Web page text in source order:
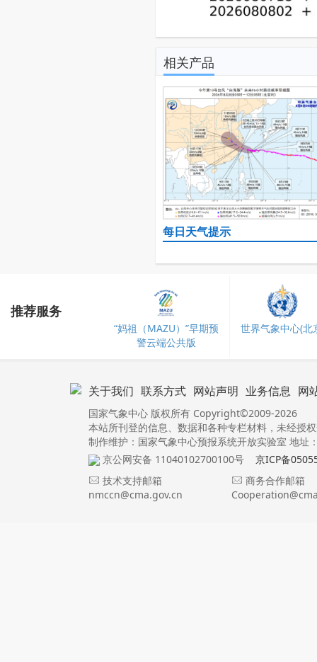
相关产品
每日天气提示
推荐服务
“妈祖（MAZU）”早期预
警云端公共版
世界气象中心(北
关于我们 联系方式 网站声明 业务信息 网
国家气象中心 版权所有 Copyright©2009-2026
本站所刊登的信息、数据和各种专栏材料，未经授
制作维护：国家气象中心预报系统开放实验室 地址
京公网安备 11040102700100号
京ICP备
技术支持邮箱
nmccn@cma.gov.cn
商务合作邮箱